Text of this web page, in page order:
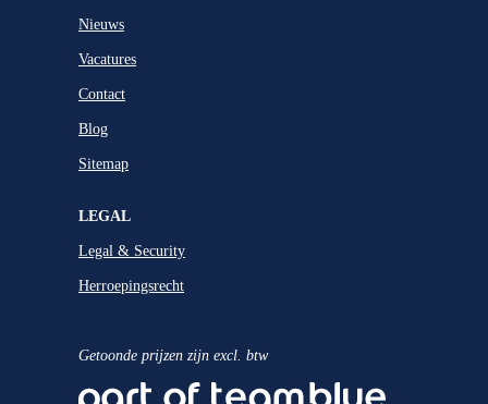
Nieuws
Vacatures
Contact
Blog
Sitemap
LEGAL
Legal & Security
Herroepingsrecht
Getoonde prijzen zijn excl. btw